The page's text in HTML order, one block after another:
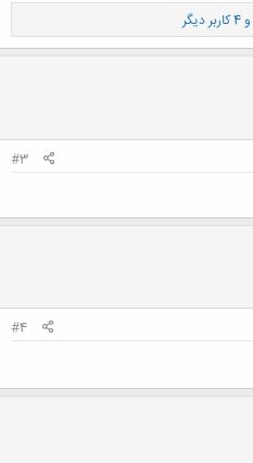
و 4 کاربر دیگر
#3
#4